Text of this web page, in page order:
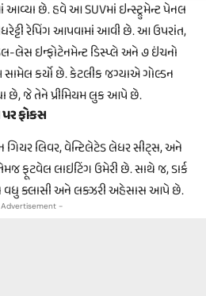
આવ્યા છે. હવે આ SUVમાં ઇન્સ્ટ્રુમેન્ટ પેનલ
રેપિંગ આપવામાં આવી છે. આ ઉપરાંત,
લેસ ઇન્ફોટેનમેન્ટ ડિસ્પ્લે અને ૭ ઇંચનો
સામેલ કર્યો છે. કેટલીક જગ્યાએ ગોલ્ડન
જે તેને પ્રીમિયમ લુક આપે છે.
ફોકસ
ગિયર લિવર, વેન્ટિલેટેડ લેધર સીટ્સ, અને
ફૂટવેલ લાઇટિંગ ઉમેરી છે. સાથે જ, ડાર્ક
વધુ ક્લાસી અને લક્ઝરી અહેસાસ આપે છે.
-